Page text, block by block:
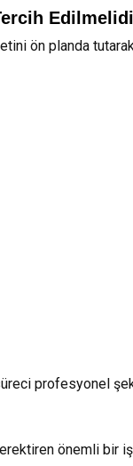
ön planda
profesyonel
önemli